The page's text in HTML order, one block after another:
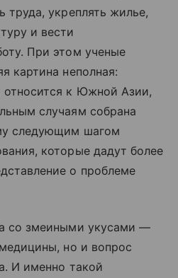
труда, укреплять жилье,
и вести
При этом ученые
картина неполная:
относится к Южной Азии,
случаям собрана
следующим шагом
которые дадут более
о проблеме
со змеиными укусами —
но и вопрос
И именно такой